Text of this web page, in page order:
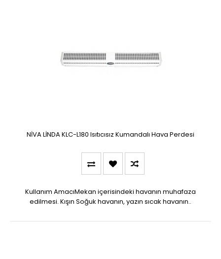
NİVA LİNDA KLC-L180 Isıtıcısız Kumandalı Hava Perdesi
Kullanım AmacıMekan içerisindeki havanın muhafaza
edilmesi. Kışın Soğuk havanın, yazın sıcak havanın..